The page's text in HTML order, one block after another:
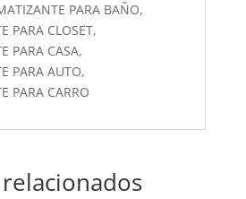
PARA BAÑO,
PARA CLOSET,
PARA CASA,
PARA AUTO,
PARA CARRO